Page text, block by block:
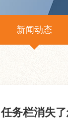
新闻动态
任务栏消失